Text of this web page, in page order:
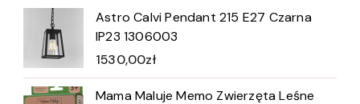
Astro Calvi Pendant 215 E27 Czarna
IP23 1306003
1530,00zł
Mama Maluje Memo Zwierzęta Leśne